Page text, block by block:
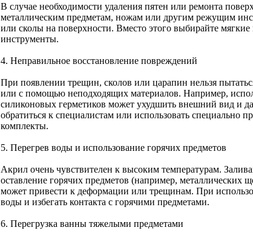
В случае необходимости удаления пятен или ремонта
металлическим предметам, ножам или другим режущим
или сколы на поверхности. Вместо этого выбирайте
инструменты.
4. Неправильное восстановление повреждений
При появлении трещин, сколов или царапин нельзя
или с помощью неподходящих материалов. Например,
силиконовых герметиков может ухудшить внешний вид и
обратиться к специалистам или использовать специально
комплекты.
5. Перегрев воды и использование горячих предметов
Акрил очень чувствителен к высоким температурам.
оставление горячих предметов (например, металлических
может привести к деформации или трещинам. При
воды и избегать контакта с горячими предметами.
6. Перегрузка ванны тяжелыми предметами